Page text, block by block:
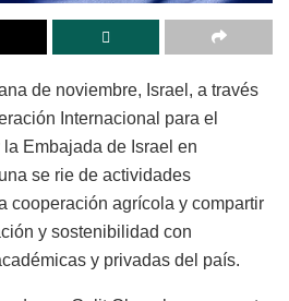
de noviembre, Israel, a través
Internacional para el
Embajada de Israel en
se rie de actividades
cooperación agrícola y compartir
y sostenibilidad con
y privadas del país.